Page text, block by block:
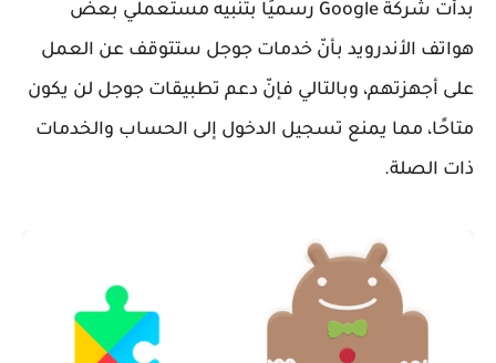
بدأت شركة Google رسميًا بتنبيه مستعملي بعض
هواتف الأندرويد بأنّ خدمات جوجل ستتوقف عن العمل
على أجهزتهم، وبالتالي فإنّ دعم تطبيقات جوجل لن يكون
متاحًا، مما يمنع تسجيل الدخول إلى الحساب والخدمات
ذات الصلة.